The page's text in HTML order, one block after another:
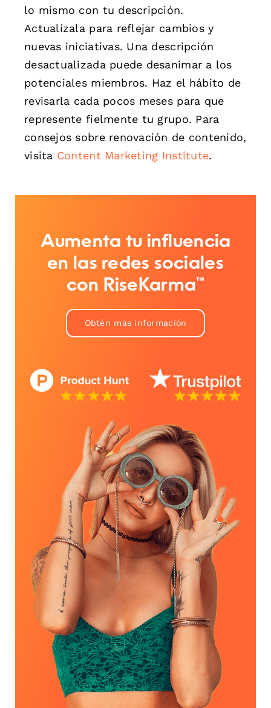
lo mismo con tu descripción.
Actualízala para reflejar cambios y
nuevas iniciativas. Una descripción
desactualizada puede desanimar a los
potenciales miembros. Haz el hábito de
revisarla cada pocos meses para que
represente fielmente tu grupo. Para
consejos sobre renovación de contenido,
visita Content Marketing Institute.
Aumenta tu influencia
en las redes sociales
con RiseKarma™
Obtén más información